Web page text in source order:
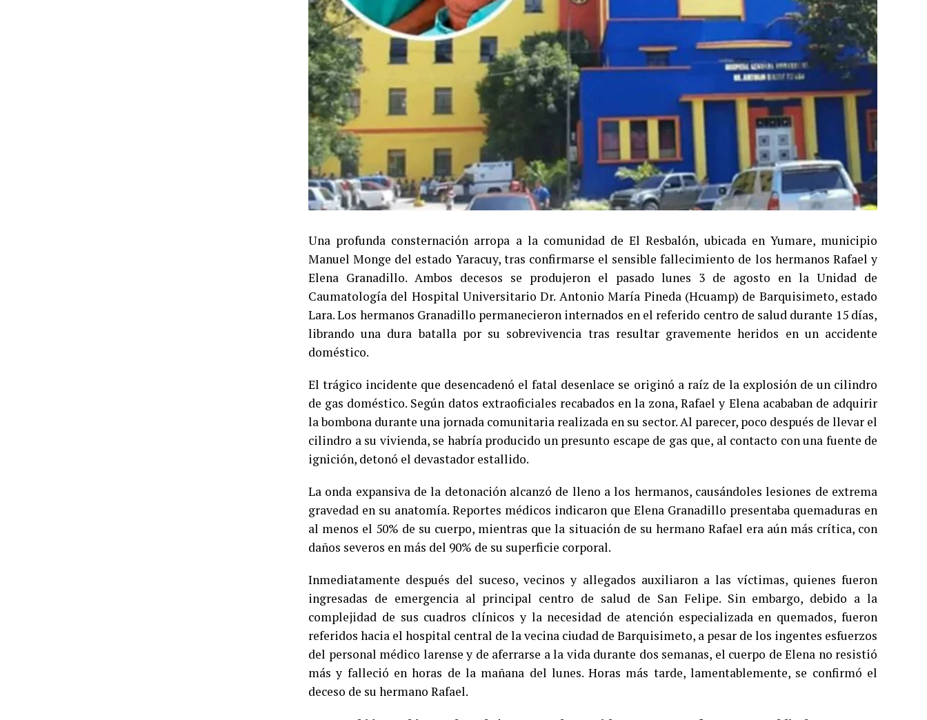
Una profunda consternación arropa a la comunidad de El Resbalón, ubicada en Yumare, municipio
Manuel Monge del estado Yaracuy, tras confirmarse el sensible fallecimiento de los hermanos Rafael y
Elena Granadillo. Ambos decesos se produjeron el pasado lunes 3 de agosto en la Unidad de
Caumatología del Hospital Universitario Dr. Antonio María Pineda (Hcuamp) de Barquisimeto, estado
Lara. Los hermanos Granadillo permanecieron internados en el referido centro de salud durante 15 días,
librando una dura batalla por su sobrevivencia tras resultar gravemente heridos en un accidente
doméstico.
El trágico incidente que desencadenó el fatal desenlace se originó a raíz de la explosión de un cilindro
de gas doméstico. Según datos extraoficiales recabados en la zona, Rafael y Elena acababan de adquirir
la bombona durante una jornada comunitaria realizada en su sector. Al parecer, poco después de llevar el
cilindro a su vivienda, se habría producido un presunto escape de gas que, al contacto con una fuente de
ignición, detonó el devastador estallido.
La onda expansiva de la detonación alcanzó de lleno a los hermanos, causándoles lesiones de extrema
gravedad en su anatomía. Reportes médicos indicaron que Elena Granadillo presentaba quemaduras en
al menos el 50% de su cuerpo, mientras que la situación de su hermano Rafael era aún más crítica, con
daños severos en más del 90% de su superficie corporal.
Inmediatamente después del suceso, vecinos y allegados auxiliaron a las víctimas, quienes fueron
ingresadas de emergencia al principal centro de salud de San Felipe. Sin embargo, debido a la
complejidad de sus cuadros clínicos y la necesidad de atención especializada en quemados, fueron
referidos hacia el hospital central de la vecina ciudad de Barquisimeto, a pesar de los ingentes esfuerzos
del personal médico larense y de aferrarse a la vida durante dos semanas, el cuerpo de Elena no resistió
más y falleció en horas de la mañana del lunes. Horas más tarde, lamentablemente, se confirmó el
deceso de su hermano Rafael.